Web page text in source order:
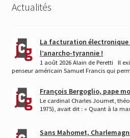
Actualités
La facturation
l’anarcho-tyrannie !
1 août 2026 Alain de Peretti Il
penseur américain Samuel Francis qui
François Bergoglio, pape
Le cardinal Charles Journet,
1975), avait dit : « Quant à la
Sans Mahomet,